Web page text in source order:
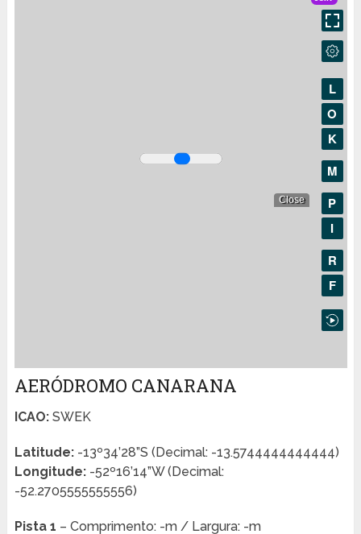
AERÓDROMO CANARANA
ICAO:SWEK
Latitude:-13º34’28”S (Decimal: -13.5744444444444)
Longitude:-52º16’14”W (Decimal:
-52.2705555555556)
Pista 1 – Comprimento: -m / Largura: -m